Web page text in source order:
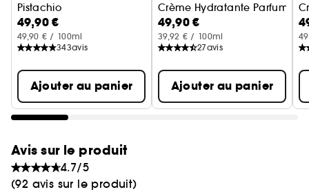
Pistachio
Brume Parfumée Cheveux & Corps
49,90 €
49,90 € / 100ml
343avis
Ajouter au panier
Crème Hydratante Parfumée
49,90 €
39,92 € / 100ml
27avis
Ajouter au panier
Avis sur le produit
4.7/5
(92 avis sur le produit)